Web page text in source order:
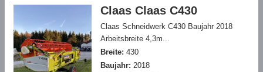
Claas Claas C430
Claas Schneidwerk C430 Baujahr 2018
Arbeitsbreite 4,3m...
Breite: 430
Baujahr: 2018